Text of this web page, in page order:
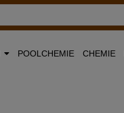
POOLCHEMIE CHEMIE